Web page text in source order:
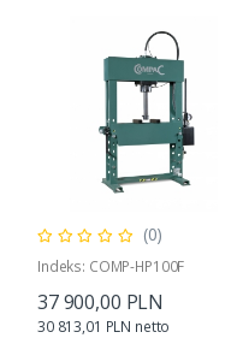
(0)
Indeks: COMP-HP100F
37 900,00 PLN
30 813,01 PLN netto